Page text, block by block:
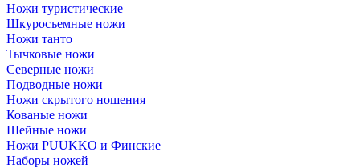
Ножи туристические
Шкуросъемные ножи
Ножи танто
Тычковые ножи
Северные ножи
Подводные ножи
Ножи скрытого ношения
Кованые ножи
Шейные ножи
Ножи PUUKKO и Финские
Наборы ножей